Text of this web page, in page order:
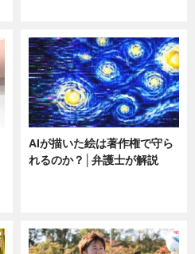
AIが描いた絵は著作権で守ら
れるのか？│弁護士が解説